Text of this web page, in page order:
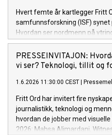
Hvert femte år kartlegger Fritt
samfunnsforskning (ISF) synet
Hvordan ser nordmenn på
forskningsrapport gir svar. Fritt
lansering av rapporten Uro
samtale om funnene mandag
PRESSEINVITAJON:
vi ser? Teknologi, tillit og
1.6.2026 11:30:00 CEST
Fritt Ord har invitert fire
journalistikk, teknologi og
hvordan de jobber med
2026: Mahsa Alimardani,